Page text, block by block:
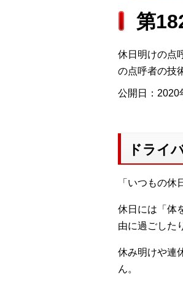
第
休日明けの点
の点呼者の技
公開日：2020
ドライ
「いつもの
休日には「体
由に過ごした
休み明けや連
ん。